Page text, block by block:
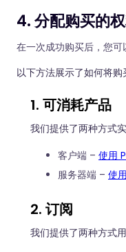
4. 分配购买的
在一次成功购买后，您可
以下方法展示了如何将购
1. 可消耗产品
我们提供了两种方式
客户端 – 使用
服务器端 – 使
2. 订阅
我们提供了两种方式